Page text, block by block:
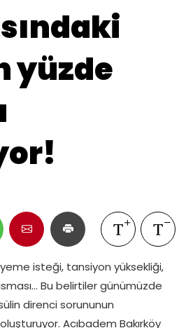
yüzde
yeme isteği, tansiyon yüksekliği,
Bu belirtiler günümüzde
direnci sorununun
Acıbadem Bakırköy